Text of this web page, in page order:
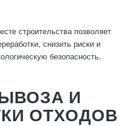
строительства позволяет
снизить риски и
безопасность.
И
ОТХОДОВ